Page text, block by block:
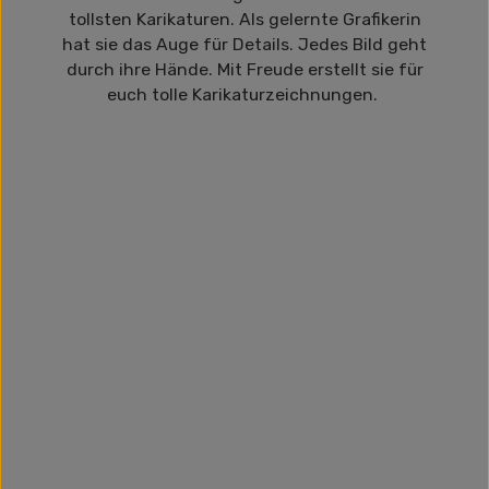
tollsten Karikaturen. Als gelernte Grafikerin
hat sie das Auge für Details. Jedes Bild geht
durch ihre Hände. Mit Freude erstellt sie für
euch tolle Karikaturzeichnungen.